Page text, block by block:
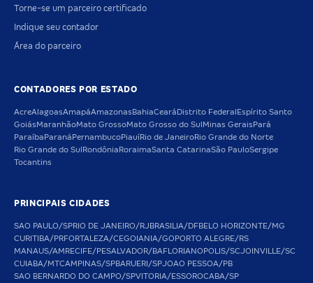
Torne-se um parceiro certificado
Indique seu contador
Área do parceiro
CONTADORES POR ESTADO
AcreAlagoasAmapáAmazonas BahiaCeará Distrito Federal Espírito Santo
GoiásMaranhãoMato GrossoMato Grosso do Sul Minas Gerais Pará
Paraíba Paraná PernambucoPiauíRio de JaneiroRio Grande do Norte
Rio Grande do Sul Rondônia RoraimaSanta CatarinaSão PauloSergipe
Tocantins
PRINCIPAIS CIDADES
SAO PAULO/SPRIO DE JANEIRO/RJBRASILIA/DFBELO HORIZONTE/MG
CURITIBA/PRFORTALEZA/CEGOIANIA/GOPORTO ALEGRE/RS
MANAUS/AMRECIFE/PESALVADOR/BAFLORIANOPOLIS/SCJOINVILLE/SC
CUIABA/MTCAMPINAS/SPBARUERI/SPJOAO PESSOA/PB
SAO BERNARDO DO CAMPO/SPVITORIA/ESSOROCABA/SP